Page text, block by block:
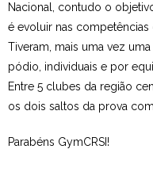
Estudar no CRSI
Contactos
Nacional, contudo o
é evoluir nas competências
Tiveram, mais uma vez
pódio, individuais e por
Entre 5 clubes da região
os dois saltos da prova
Parabéns GymCRSI!